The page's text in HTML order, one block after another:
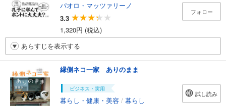
パオロ・マッツァリーノ
3.3
1,320円 (税込)
フォロー
あらすじを表示する
縁側ネコ一家 ありのまま
ビジネス・実用
暮らし・健康・美容 / 暮らし
試し読み